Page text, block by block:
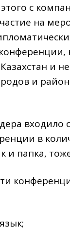
с
на
и
и
в
папка,